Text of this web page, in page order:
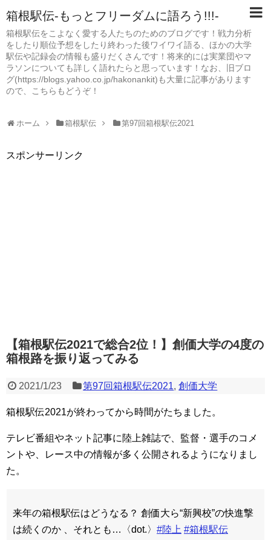
箱根駅伝-もっとフリーダムに語ろう!!!-
箱根駅伝をこよなく愛する人たちのためのブログです！戦力分析
をしたり順位予想をしたり終わった後ワイワイ語る、ほかの大学
駅伝や記録会の情報も盛りだくさんです！将来的には実業団やマ
ラソンについても詳しく語れたらと思っています！なお、旧ブロ
グ(https://blogs.yahoo.co.jp/hakonankit)も大量に記事があります
ので、こちらもどうぞ！
ホーム 箱根駅伝 第97回箱根駅伝2021
スポンサーリンク
【箱根駅伝2021で総合2位！】創価大学の4度の
箱根路を振り返ってみる
2021/1/23 第97回箱根駅伝2021,創価大学
箱根駅伝2021が終わってから時間がたちました。
テレビ番組やネット記事に陸上雑誌で、監督・選手のコメ
ントや、レース中の情報が多く公開されるようになりまし
た。
来年の箱根駅伝はどうなる？ 創価大ら“新興校”の快進撃
は続くのか 、それとも…〈dot.〉 #陸上 #箱根駅伝